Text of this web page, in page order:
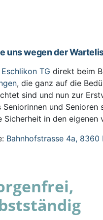
uns wegen der
Eschlikon TG direkt beim
, die ganz auf die
sind und nun zur
und
in den eigenen
Bahnhofstrasse 4a, 8360